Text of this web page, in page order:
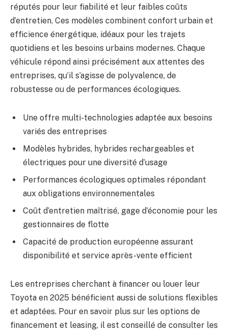
réputés pour leur fiabilité et leur faibles coûts
d’entretien. Ces modèles combinent confort urbain et
efficience énergétique, idéaux pour les trajets
quotidiens et les besoins urbains modernes. Chaque
véhicule répond ainsi précisément aux attentes des
entreprises, qu’il s’agisse de polyvalence, de
robustesse ou de performances écologiques.
Une offre multi-technologies adaptée aux besoins
variés des entreprises
Modèles hybrides, hybrides rechargeables et
électriques pour une diversité d’usage
Performances écologiques optimales répondant
aux obligations environnementales
Coût d’entretien maîtrisé, gage d’économie pour les
gestionnaires de flotte
Capacité de production européenne assurant
disponibilité et service après-vente efficient
Les entreprises cherchant à financer ou louer leur
Toyota en 2025 bénéficient aussi de solutions flexibles
et adaptées. Pour en savoir plus sur les options de
financement et leasing, il est conseillé de consulter les